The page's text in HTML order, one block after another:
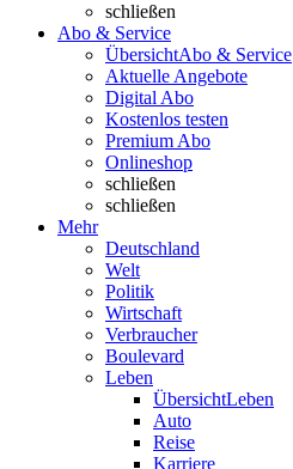
schließen
Abo & Service
ÜbersichtAbo & Service
Aktuelle Angebote
Digital Abo
Kostenlos testen
Premium Abo
Onlineshop
schließen
schließen
Mehr
Deutschland
Welt
Politik
Wirtschaft
Verbraucher
Boulevard
Leben
ÜbersichtLeben
Auto
Reise
Karriere